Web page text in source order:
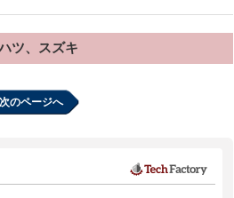
ツ、スズキ
次のページへ